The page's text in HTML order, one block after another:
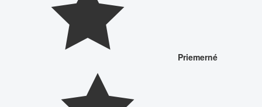
Priemerné